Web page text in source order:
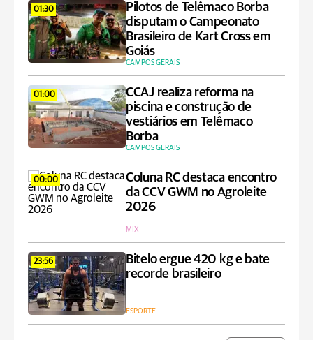
01:30
Pilotos de Telêmaco Borba
disputam o Campeonato
Brasileiro de Kart Cross em
Goiás
CAMPOS GERAIS
01:00
CCAJ realiza reforma na
piscina e construção de
vestiários em Telêmaco
Borba
CAMPOS GERAIS
00:00
Coluna RC destaca encontro
da CCV GWM no Agroleite
2026
MIX
23:56
Bitelo ergue 420 kg e bate
recorde brasileiro
ESPORTE